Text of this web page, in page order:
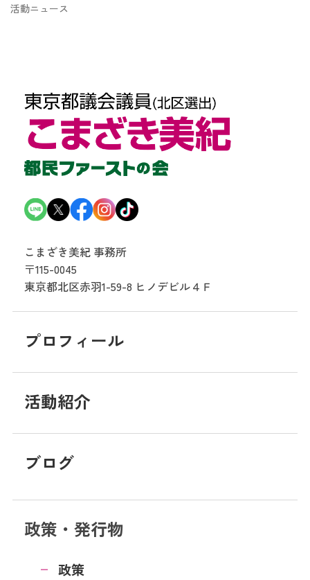
活動ニュース
こまざき美紀 事務所
〒115-0045
東京都北区赤羽1-59-8 ヒノデビル４Ｆ
プロフィール
活動紹介
ブログ
政策・発行物
政策